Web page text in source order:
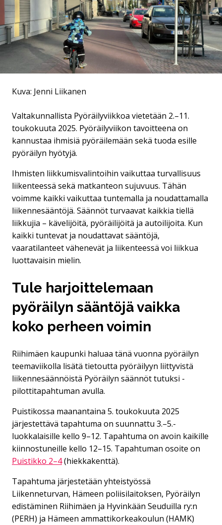
Kuva: Jenni Liikanen
Valtakunnallista Pyöräilyviikkoa vietetään 2.–11.
toukokuuta 2025. Pyöräilyviikon tavoitteena on
kannustaa ihmisiä pyöräilemään sekä tuoda esille
pyöräilyn hyötyjä.​
Ihmisten liikkumisvalintoihin vaikuttaa turvallisuus
liikenteessä sekä matkanteon sujuvuus. Tähän
voimme kaikki vaikuttaa tuntemalla ja noudattamalla
liikennesääntöjä. Säännöt turvaavat kaikkia tiellä
liikkujia – kävelijöitä, pyöräilijöitä ja autoilijoita. Kun
kaikki tuntevat ja noudattavat sääntöjä,
vaaratilanteet vähenevät ja liikenteessä voi liikkua
luottavaisin mielin.
Tule harjoittelemaan
pyöräilyn sääntöjä vaikka
koko perheen voimin
Riihimäen kaupunki haluaa tänä vuonna pyöräilyn
teemaviikolla lisätä tietoutta pyöräilyyn liittyvistä
liikennesäännöistä Pyöräilyn säännöt tutuksi -
pilottitapahtuman avulla.
Puistikossa maanantaina 5. toukokuuta 2025
järjestettävä tapahtuma on suunnattu 3.–5.-
luokkalaisille kello 9–12. Tapahtuma on avoin kaikille
kiinnostuneille kello 12–15.​ Tapahtuman osoite on
Puistikko 2–4(hiekkakenttä).
Tapahtuma järjestetään yhteistyössä
Liikenneturvan, Hämeen poliisilaitoksen, Pyöräilyn
edistäminen Riihimäen ja Hyvinkään Seuduilla ry:n
(PERH) ja Hämeen ammattikorkeakoulun (HAMK)